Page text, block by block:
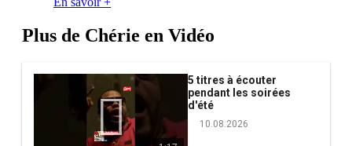
Plus de Chérie en Vidéo
5 titres à écouter
pendant les soirées
d'été
10.08.2026